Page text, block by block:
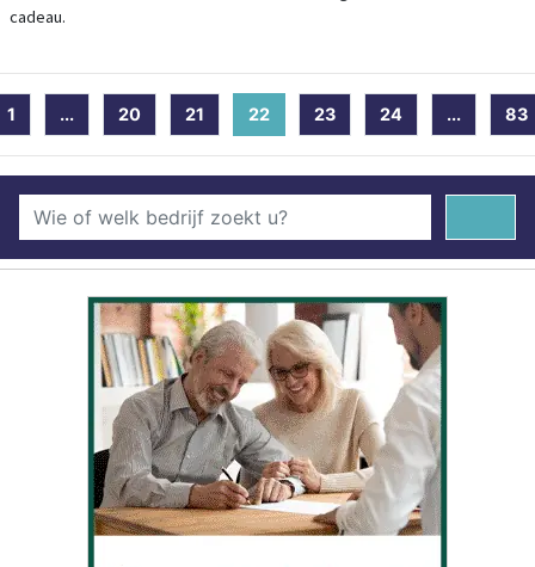
cadeau.
1 ... 20 21 22 (current)
23 24 ... 83